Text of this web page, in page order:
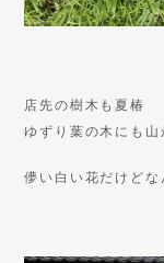
店先の樹木も夏椿
ゆずり葉の木にも
儚い白い花だけど